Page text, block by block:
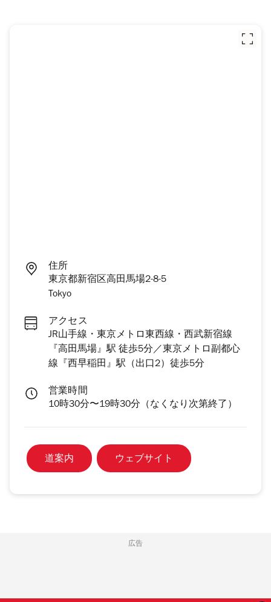
住所
東京都新宿区高田馬場2-8-5
Tokyo
アクセス
JR山手線・東京メトロ東西線・西武新宿線
『高田馬場』駅 徒歩5分／東京メトロ副都心
線『西早稲田』駅（出口2）徒歩5分
営業時間
10時30分〜19時30分（なくなり次第終了）
道案内 ウェブサイト
広告